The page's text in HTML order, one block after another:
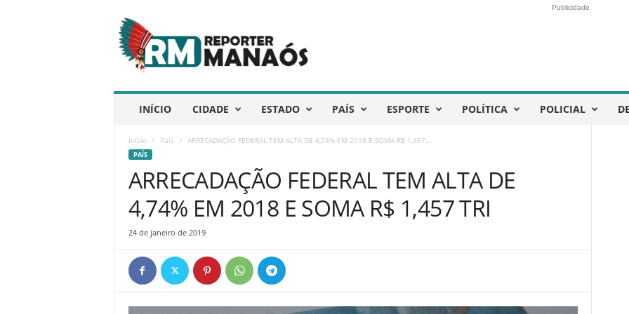
e
p
ó
Publicidade
INÍCIO CIDADE ESTADO PAÍS ESPORTE POLÍTICA POLICIAL
Início País ARRECADAÇÃO FEDERAL TEM ALTA DE 4,74% EM 2018 E SOMA R$ 1,457...
PAÍS
ARRECADAÇÃO FEDERAL TEM ALTA DE
4,74% EM 2018 E SOMA R$ 1,457 TRI
24 de janeiro de 2019